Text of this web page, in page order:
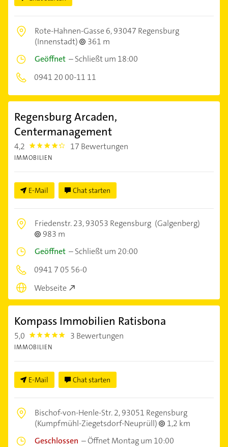
Rote-Hahnen-Gasse 6,93047 Regensburg
(Innenstadt)
361 m
Geöffnet –Schließt um 18:00
0941 20 00-11 11
Regensburg Arcaden,
Centermanagement
4,2 4.2000003 17 Bewertungen
IMMOBILIEN
E-Mail Chat starten
Friedenstr. 23,93053 Regensburg (Galgenberg)
983 m
Geöffnet –Schließt um 20:00
0941 7 05 56-0
Webseite
Kompass Immobilien Ratisbona
5,0 5.0 3 Bewertungen
IMMOBILIEN
E-Mail Chat starten
Bischof-von-Henle-Str. 2,93051 Regensburg
(Kumpfmühl-Ziegetsdorf-Neuprüll)
1,2 km
Geschlossen –Öffnet Montag um 10:00